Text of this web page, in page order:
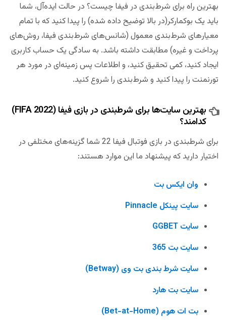
بهترین راه برای شرط‌‌بندی در فیفا چیست؟ در حالت ایده‌آل، شما
باید یک بوکمارکر(در بالا توضیح داده شده) را پیدا کنید که با تمام
معیارهای شرط‌بندی معمول (شانس‌های شرط‌بندی فیفا، روش‌های
پرداخت و غیره) مطابقت داشته باشد. به سادگی یک حساب کاربری
ایجاد کنید، کمی تحقیق کنید، و اطلاعات پس زمینه‌ای در مورد هر
تورنمنت را پیدا کنید و شرط‌‌بندی را شروع کنید.
بهترین سایت‌ها برای شرطبندی در بازی فیفا (FIFA 2022)
کدامند؟
برای شرطبندی در بازی فوتبال فیفا 22 شما گزینه‌های مختلفی در
اختیار دارید که پیشنهاد ما این موارد هستند:
وان ایکس بت
سایت پینکل Pinnacle
سایت GGBET
سایت بت 365
سایت شرط بندی بت وی (Betway)
سایت بت هارد
بت ات هوم (Bet-at-Home)